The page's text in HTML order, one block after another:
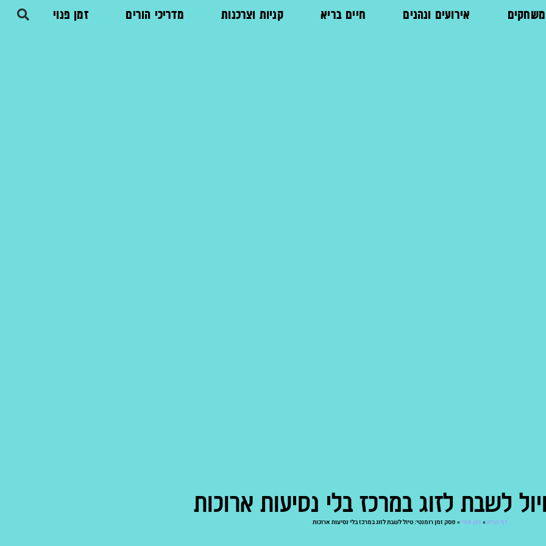
אירועים ונהנים חיים בריא קניות וצרכנות מדריכי הורים זמן פנוי
לשבת לזוג במרכז בלי נסיעות ארוכות
דף הבית» זמן פנוי» פסק זמן רומנטי: טיול לשבת לזוג במרכז בלי נסיעות ארוכות